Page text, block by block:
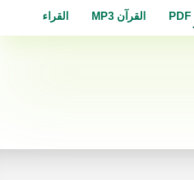
القرآن MP3 القراء